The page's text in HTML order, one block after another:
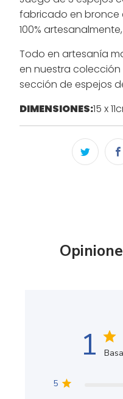
fabricado en bronce
100%
Todo en artesanía
en nuestra colección
sección de espejos
DIMENSIONES:15 x
1
5